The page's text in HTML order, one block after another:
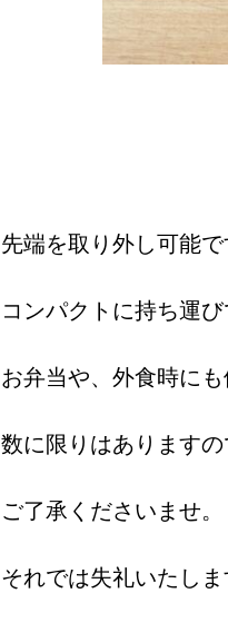
先端を取り外し可能
コンパクトに持ち運
お弁当や、外食時に
数に限りはあります
ご了承くださいませ。
それでは失礼いたし